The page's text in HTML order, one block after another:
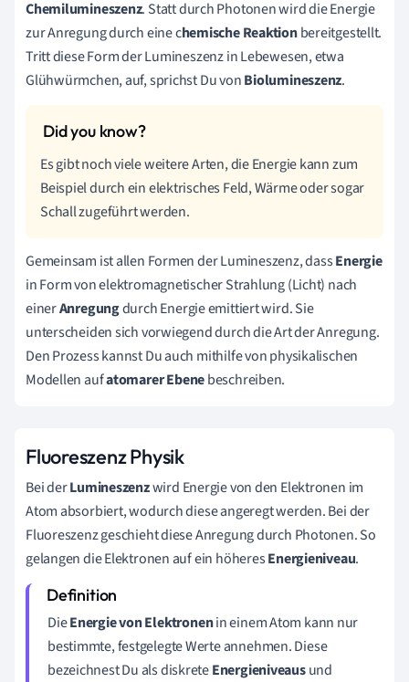
Chemilumineszenz. Statt durch Photonen wird die Energie
zur Anregung durch eine chemische Reaktionbereitgestellt.
Tritt diese Form der Lumineszenz in Lebewesen, etwa
Glühwürmchen, auf, sprichst Du vonBiolumineszenz.
Es gibt noch viele weitere Arten, die Energie kann zum
Beispiel durch ein elektrisches Feld, Wärme oder sogar
Schall zugeführt werden.
Gemeinsam ist allen Formen der Lumineszenz, dassEnergie
in Form von elektromagnetischer Strahlung (Licht) nach
einerAnregungdurch Energie emittiert wird. Sie
unterscheiden sich vorwiegend durch die Art der Anregung.
Den Prozess kannst Du auch mithilfe von physikalischen
Modellen aufatomarer Ebenebeschreiben.
Fluoreszenz Physik
Bei derLumineszenzwird Energie von den Elektronen im
Atom absorbiert, wodurch diese angeregt werden. Bei der
Fluoreszenz geschieht diese Anregung durch Photonen. So
gelangen die Elektronen auf ein höheresEnergieniveau.
DieEnergie von Elektronenin einem Atom kann nur
bestimmte, festgelegte Werte annehmen. Diese
bezeichnest Du als diskreteEnergieniveausund